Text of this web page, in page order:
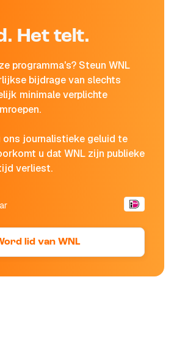
Het telt.
programma's? Steun WNL
bijdrage van slechts
minimale verplichte
ons journalistieke geluid te
u dat WNL zijn publieke
verliest.
lid van WNL